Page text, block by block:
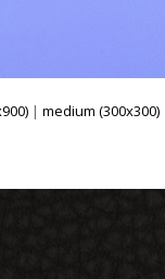
|medium (300x300)